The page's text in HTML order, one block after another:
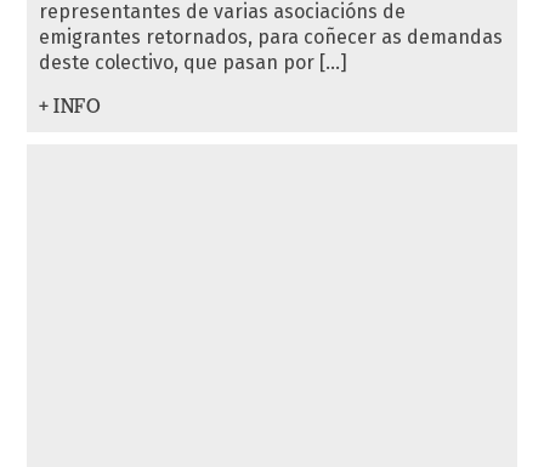
representantes de varias asociacións de
emigrantes retornados, para coñecer as demandas
deste colectivo, que pasan por […]
+ INFO